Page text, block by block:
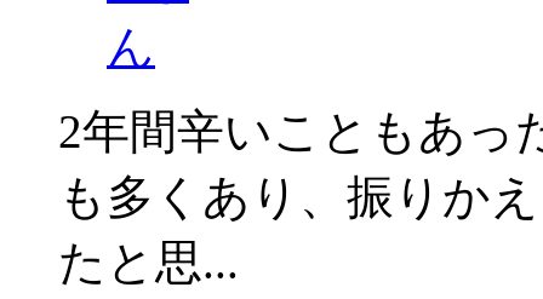
2年間辛いこともあっ
も多くあり、振りか
たと思...